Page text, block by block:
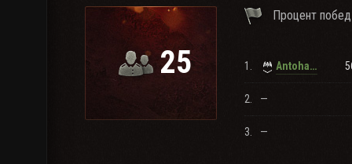
25
Процент побед
1. Antohaaye12
2. —
3. —